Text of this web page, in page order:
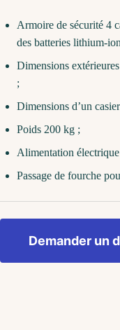
Armoire de sécurité 4
des batteries lithium-
Dimensions
;
Dimensions d’un
Poids 200 kg ;
Alimentation
Passage de fourche
Demander un